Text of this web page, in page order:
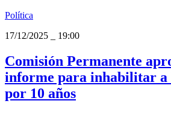
Política
17/12/2025
19:00
Comisión Permanente
informe para inhabilitar a
por 10 años